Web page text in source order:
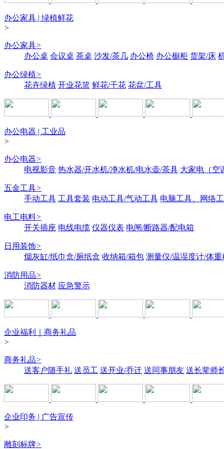
办公家具 | 绿植鲜花
>
办公家具>
办公桌 会议桌 茶桌 沙发/茶几 办公椅 办公橱柜 货架/床
办公绿植>
花卉绿植 开业花篮 鲜花/干花 花盆/工具
办公电器 | 工业品
>
办公电器>
电视影音 热水器/开水机/净水机/电水壶/茶具 大家电（空
五金工具>
手动工具 工具套装 电动工具/气动工具 电脑工具、网络
电工电料>
开关插座 电线电缆 仪器仪表 电闸/断路器/配电箱
日用装饰>
烟灰缸/纸巾盒/厕纸盒 收纳箱/箱包 测量仪/温湿度计/体重
消防用品>
消防器材 应急警示
企业福利｜商务礼品
>
商务礼品>
送客户随手礼 送员工 送开业/乔迁 送同事朋友 送长辈师
企业印务 | 广告宣传
>
雕刻标牌>